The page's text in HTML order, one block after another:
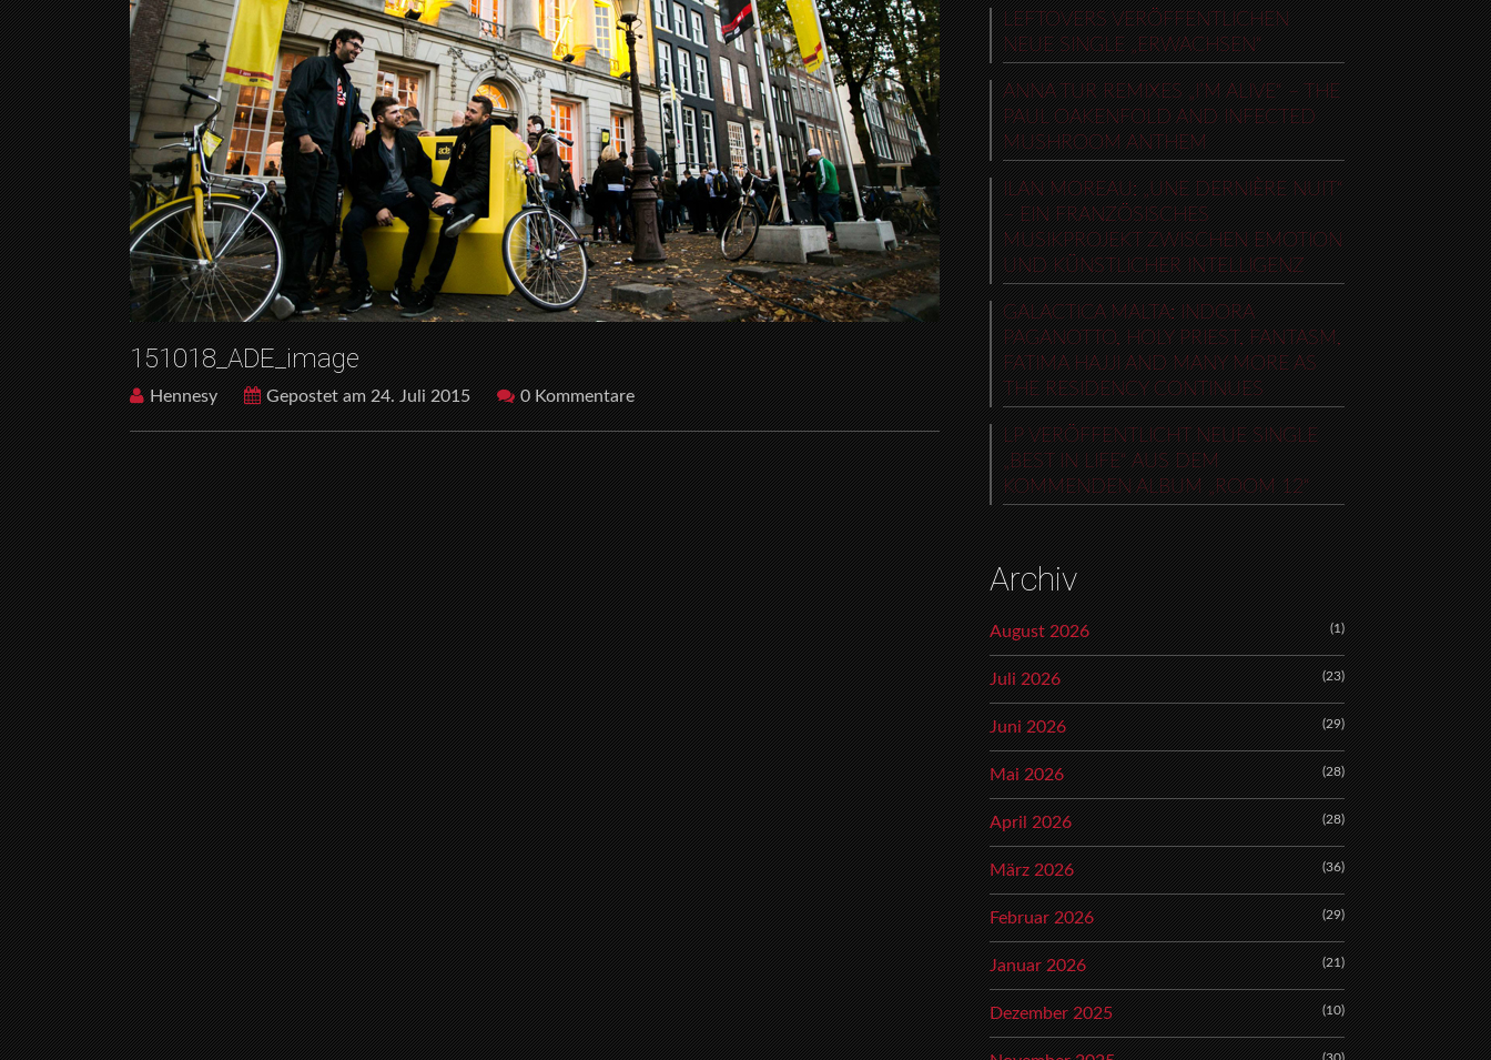
151018_ADE_image
Hennesy Gepostet am 24. Juli 2015 0 Kommentare
LEFTOVERS VERÖFFENTLICHEN
NEUE SINGLE „ERWACHSEN“
ANNA TUR REMIXES „I’M ALIVE“ – THE
PAUL OAKENFOLD AND INFECTED
MUSHROOM ANTHEM
ILAN MOREAU: „UNE DERNIÈRE NUIT“
– EIN FRANZÖSISCHES
MUSIKPROJEKT ZWISCHEN EMOTION
UND KÜNSTLICHER INTELLIGENZ
GALACTICA MALTA: INDORA
PAGANOTTO, HOLY PRIEST, FANTASM,
FATIMA HAJJI AND MANY MORE AS
THE RESIDENCY CONTINUES
LP VERÖFFENTLICHT NEUE SINGLE
„BEST IN LIFE“ AUS DEM
KOMMENDEN ALBUM „ROOM 12“
Archiv
August 2026 (1)
Juli 2026 (23)
Juni 2026 (29)
Mai 2026 (28)
April 2026 (28)
März 2026 (36)
Februar 2026 (29)
Januar 2026 (21)
Dezember 2025 (10)